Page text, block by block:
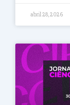
abril 28, 2026